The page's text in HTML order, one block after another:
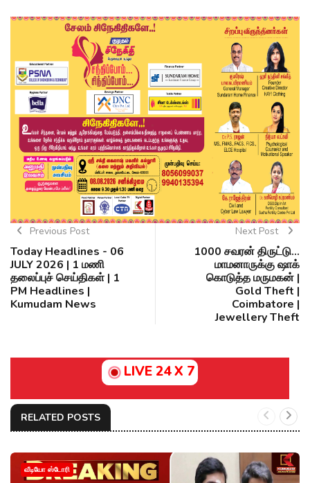
Previous Post
Today Headlines - 06
JULY 2026 | 1 மணி
தலைப்புச் செய்திகள் | 1
PM Headlines |
Kumudam News
Next Post
1000 சவரன் திருட்டு...
மாமனாருக்கு ஷாக்
கொடுத்த மருமகன் |
Gold Theft |
Coimbatore |
Jewellery Theft
LIVE 24 X 7
RELATED POSTS
வீடியோ ஸ்டோரி